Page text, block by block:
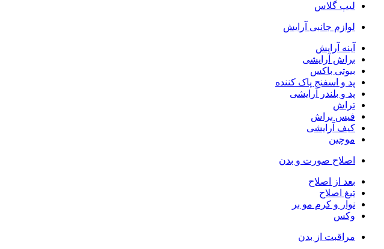
لیپ گلاس
لوازم جانبی آرایش
آینه آرایش
براش آرایشی
بیوتی باکس
پد و اسفنج پاک کننده
پد و بلندر آرایشی
تراش
فیس براش
کیف آرایشی
موچین
اصلاح صورت و بدن
بعد از اصلاح
تیغ اصلاح
نوار و کرم مو بر
وکس
مراقبت از بدن